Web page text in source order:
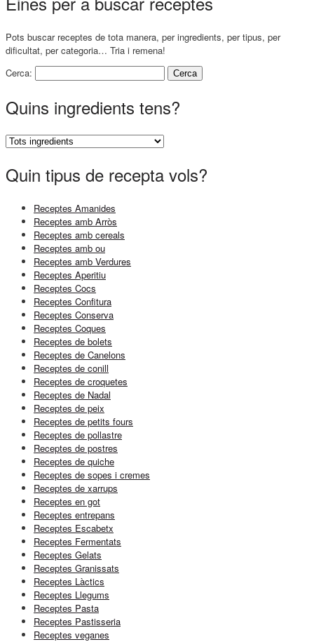
Pots buscar receptes de tota manera, per ingredients, per tipus, per
dificultat, per categoria… Tria i remena!
Cerca:
Quins ingredients tens?
Quin tipus de recepta vols?
Receptes Amanides
Receptes amb Arròs
Receptes amb cereals
Receptes amb ou
Receptes amb Verdures
Receptes Aperitiu
Receptes Cocs
Receptes Confitura
Receptes Conserva
Receptes Coques
Receptes de bolets
Receptes de Canelons
Receptes de conill
Receptes de croquetes
Receptes de Nadal
Receptes de peix
Receptes de petits fours
Receptes de pollastre
Receptes de postres
Receptes de quiche
Receptes de sopes i cremes
Receptes de xarrups
Receptes en got
Receptes entrepans
Receptes Escabetx
Receptes Fermentats
Receptes Gelats
Receptes Granissats
Receptes Làctics
Receptes Llegums
Receptes Pasta
Receptes Pastisseria
Receptes veganes